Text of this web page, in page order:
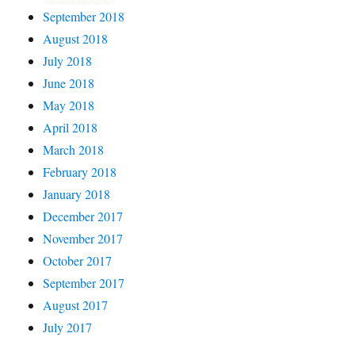
September 2018
August 2018
July 2018
June 2018
May 2018
April 2018
March 2018
February 2018
January 2018
December 2017
November 2017
October 2017
September 2017
August 2017
July 2017